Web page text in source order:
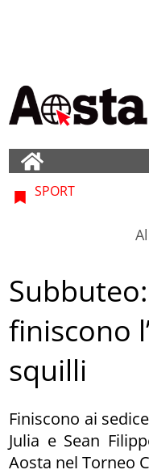
SPORT
finiscono
squilli
Finiscono ai
Julia e Sean
Aosta nel Torneo